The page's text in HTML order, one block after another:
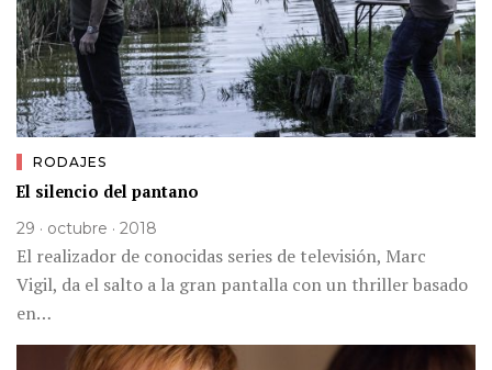
RODAJES
El silencio del pantano
29 · octubre · 2018
El realizador de conocidas series de televisión, Marc
Vigil, da el salto a la gran pantalla con un thriller basado
en…